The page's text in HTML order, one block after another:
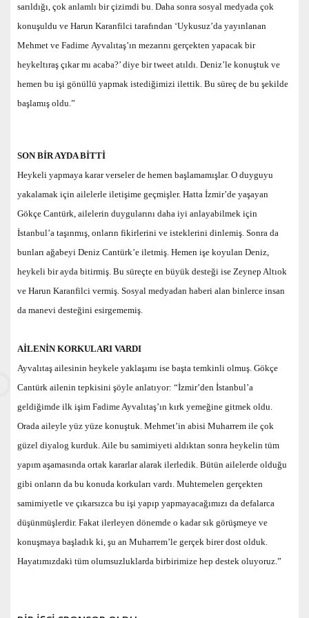
sarıldığı, çok anlamlı bir çizimdi bu. Daha sonra sosyal medyada çok
konuşuldu ve Harun Karanfilci tarafından ‘Uykusuz’da yayınlanan
Mehmet ve Fadime Ayvalıtaş’ın mezarını gerçekten yapacak bir
heykeltıraş çıkar mı acaba?’ diye bir tweet atıldı. Deniz’le konuştuk ve
hemen bu işi gönüllü yapmak istediğimizi ilettik. Bu süreç de bu şekilde
başlamış oldu.”
SON BİR AYDA BİTTİ
Heykeli yapmaya karar verseler de hemen başlamamışlar. O duyguyu
yakalamak için ailelerle iletişime geçmişler. Hatta İzmir’de yaşayan
Gökçe Cantürk, ailelerin duygularını daha iyi anlayabilmek için
İstanbul’a taşınmış, onların fikirlerini ve isteklerini dinlemiş. Sonra da
bunları ağabeyi Deniz Cantürk’e iletmiş. Hemen işe koyulan Deniz,
heykeli bir ayda bitirmiş. Bu süreçte en büyük desteği ise Zeynep Altıok
ve Harun Karanfilci vermiş. Sosyal medyadan haberi alan binlerce insan
da manevi desteğini esirgememiş.
AİLENİN KORKULARI VARDI
Ayvalıtaş ailesinin heykele yaklaşımı ise başta temkinli olmuş. Gökçe
Cantürk ailenin tepkisini şöyle anlatıyor: “İzmir’den İstanbul’a
geldiğimde ilk işim Fadime Ayvalıtaş’ın kırk yemeğine gitmek oldu.
Orada aileyle yüz yüze konuştuk. Mehmet’in abisi Muharrem ile çok
güzel diyalog kurduk. Aile bu samimiyeti aldıktan sonra heykelin tüm
yapım aşamasında ortak kararlar alarak ilerledik. Bütün ailelerde olduğu
gibi onların da bu konuda korkuları vardı. Muhtemelen gerçekten
samimiyetle ve çıkarsızca bu işi yapıp yapmayacağımızı da defalarca
düşünmüşlerdir. Fakat ilerleyen dönemde o kadar sık görüşmeye ve
konuşmaya başladık ki, şu an Muharrem’le gerçek birer dost olduk.
Hayatımızdaki tüm olumsuzluklarda birbirimize hep destek oluyoruz.”